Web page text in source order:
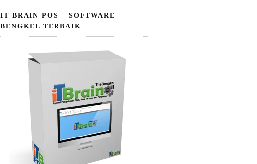
IT BRAIN POS – SOFTWARE
BENGKEL TERBAIK